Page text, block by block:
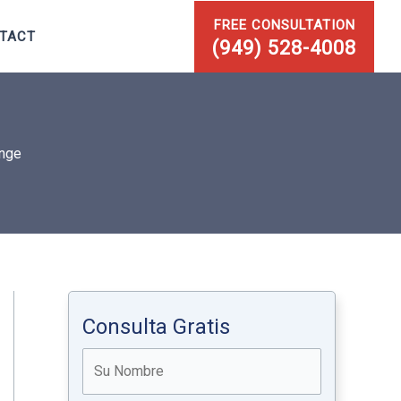
FREE CONSULTATION
(949) 528-4008
Consulta Gratis